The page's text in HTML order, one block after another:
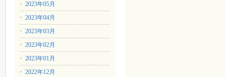
2023年05月
2023年04月
2023年03月
2023年02月
2023年01月
2022年12月